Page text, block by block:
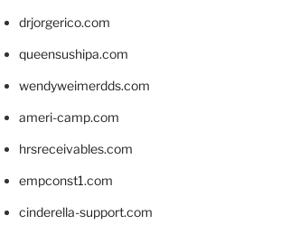
drjorgerico.com
queensushipa.com
wendyweimerdds.com
ameri-camp.com
hrsreceivables.com
empconst1.com
cinderella-support.com